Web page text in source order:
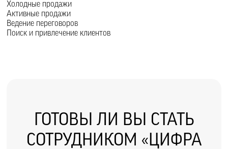
Холодные продажи
Активные продажи
Ведение переговоров
Поиск и привлечение клиентов
ГОТОВЫ ЛИ ВЫ СТАТЬ
СОТРУДНИКОМ «ЦИФРА